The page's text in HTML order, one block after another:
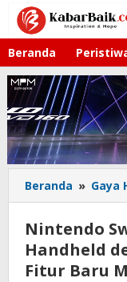
Lewati
konten
Beranda
Beranda » Gaya
Nintendo
Handheld
Fitur Baru